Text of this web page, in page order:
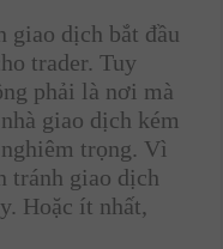
giao dịch bắt đầu
trader. Tuy
phải là nơi mà
giao dịch kém
trọng. Vì
tránh giao dịch
Hoặc ít nhất,